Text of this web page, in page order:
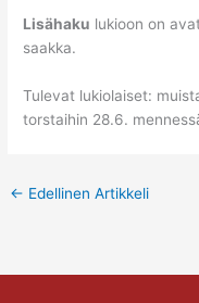
Lisähaku lukioon on
saakka.
Tulevat lukiolaiset:
torstaihin 28.6.
← Edellinen Artikkeli